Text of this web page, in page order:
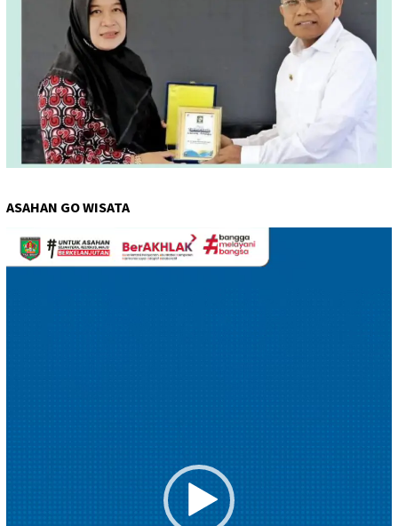
ASAHAN GO WISATA
Pemutar
Video